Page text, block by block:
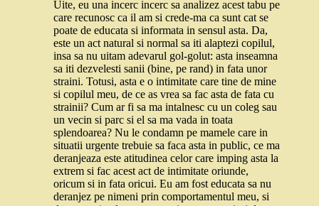
Uite, eu una incerc incerc sa analizez acest tabu pe
care recunosc ca il am si crede-ma ca sunt cat se
poate de educata si informata in sensul asta. Da,
este un act natural si normal sa iti alaptezi copilul,
insa sa nu uitam adevarul gol-golut: asta inseamna
sa iti dezvelesti sanii (bine, pe rand) in fata unor
straini. Totusi, asta e o intimitate care tine de mine
si copilul meu, de ce as vrea sa fac asta de fata cu
strainii? Cum ar fi sa ma intalnesc cu un coleg sau
un vecin si parc si el sa ma vada in toata
splendoarea? Nu le condamn pe mamele care in
situatii urgente trebuie sa faca asta in public, ce ma
deranjeaza este atitudinea celor care imping asta la
extrem si fac acest act de intimitate oriunde,
oricum si in fata oricui. Eu am fost educata sa nu
deranjez pe nimeni prin comportamentul meu, si